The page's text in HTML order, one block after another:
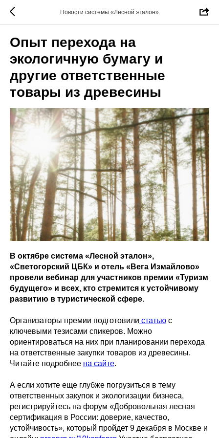
Новости системы «Лесной эталон»
Опыт перехода на
экологичную бумагу и
другие ответственные
товары из древесины
В октябре система «Лесной эталон»,
«Светогорский ЦБК» и отель «Вега Измайлово»
провели вебинар для участников премии «Туризм
будущего» и всех, кто стремится к устойчивому
развитию в туристической сфере.
Организаторы премии подготовили статью с
ключевыми тезисами спикеров. Можно
ориентироваться на них при планировании перехода
на ответственные закупки товаров из древесины.
Читайте подробнее на сайте.
А если хотите еще глубже погрузиться в тему
ответственных закупок и экологизации бизнеса,
регистрируйтесь на форум «Добровольная лесная
сертификация в России: доверие, качество,
устойчивость», который пройдет 9 декабря в Москве и